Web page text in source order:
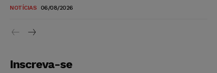
NOTÍCIAS 06/08/2026
Inscreva-se